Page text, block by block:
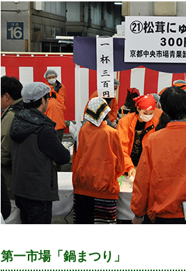
第一市場「鍋まつり」